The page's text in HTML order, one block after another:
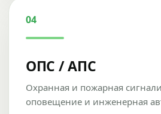
04
ОПС / АПС
Охранная и пожарная
оповещение и инженерная